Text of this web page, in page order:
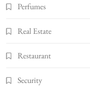
Perfumes
Real Estate
Restaurant
Security